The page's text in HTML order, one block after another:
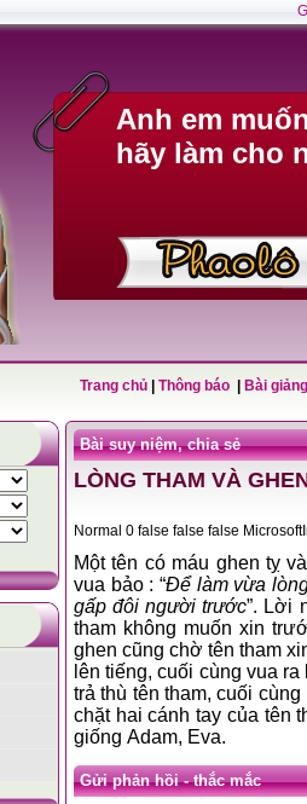
Anh em
hãy làm cho
Trang chủ Thông báo Bài
Bài suy niệm, chia sẻ
LÒNG THAM VÀ
Normal 0 false
Một tên có máu ghen tỵ
vua bảo : “Để làm vừa
gấp đôi người trước”. Lời
tham không muốn xin
ghen cũng chờ tên tham
lên tiếng, cuối cùng vua
trả thù tên tham, cuối cùng
chặt hai cánh tay của tên
giống Adam, Eva.
Gửi phản hồi - thắc mắc